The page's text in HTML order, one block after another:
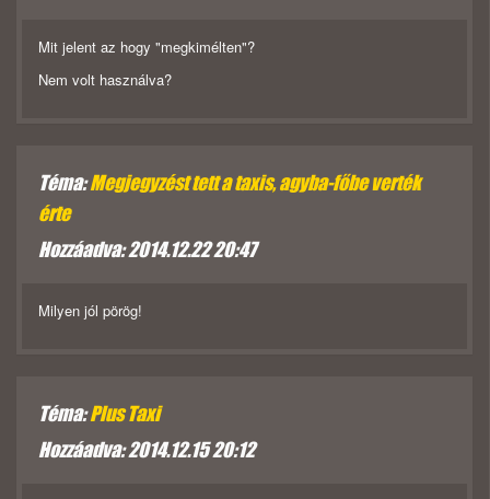
Mit jelent az hogy "megkimélten"?
Nem volt használva?
Téma:Megjegyzést tett a taxis, agyba-főbe verték
érte
Hozzáadva: 2014.12.22 20:47
Milyen jól pörög!
Téma:Plus Taxi
Hozzáadva: 2014.12.15 20:12